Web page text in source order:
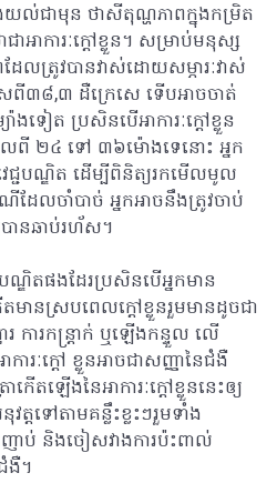
ងយល់ជាមុន ថាសីតុណ្ហភាពក្នុងកម្រិត
ាអាការៈក្តៅខ្លួន។ សម្រាប់មនុស្ស
លត្រូវបានវាស់ដោយសម្ភារៈវាស់
ពី៣៨,៣ ដឺក្រេសេ ទើបអាចចាត់
ាងទៀត ប្រសិនបើអាការៈក្តៅខ្លួន
លពី ២៤ ទៅ ៣៦ម៉ោងទេនោះ អ្នក
ជ្ជបណ្ឌិត ដើម្បីពិនិត្យរកមើលមូល
ែលចាំបាច់ អ្នកអាចនឹងត្រូវចាប់
ានឆាប់រហ័ស។
ឌិតផងដែរប្រសិនបើអ្នកមាន
មានស្របពេលក្តៅខ្លួនរួមមានដូចជា
ការកន្ត្រាក់ ឬឡើងកន្ទួល លើ
ារៈក្តៅ ខ្លួនអាចជាសញ្ញានៃជំងឺ
តឡើងនៃអាការៈក្តៅខ្លួននេះឲ្យ
តទៅតាមគន្លឹះខ្លះៗរួមទាំង
ាប់ និងចៀសវាងការប៉ះពាល់
ងឺ។